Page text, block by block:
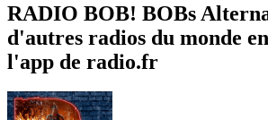
RADIO BOB! BOBs
d'autres radios du monde
l'app de radio.fr